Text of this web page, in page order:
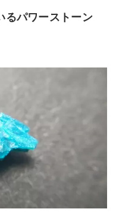
るパワーストーン